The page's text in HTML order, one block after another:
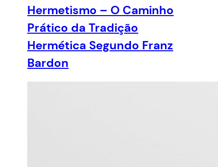
Hermetismo – O Caminho
Prático da Tradição
Hermética Segundo Franz
Bardon